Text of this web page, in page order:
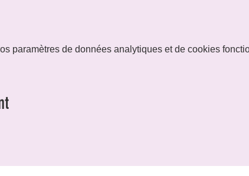
paramètres de données analytiques et de cookies